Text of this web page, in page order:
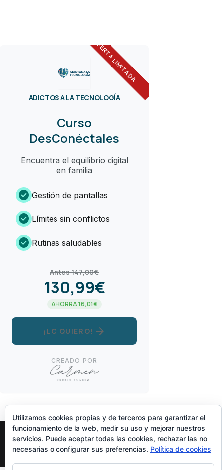
OFERTA LIMITADA
ADICTOS A LA TECNOLOGÍA
Curso
DesConéctales
Encuentra el equilibrio digital
en familia
check_circle Gestión de pantallas
check_circle Límites sin conflictos
check_circle Rutinas saludables
Antes 147,00€
130,99€
AHORRA 16,01€
¡LO QUIERO! arrow_forward
CREADO POR
Diseñado PorElegant Themes| Funciona ConWordPress
Utilizamos cookies propias y de terceros para garantizar el
funcionamiento de la web, medir su uso y mejorar nuestros
servicios. Puede aceptar todas las cookies, rechazar las no
necesarias o configurar sus preferencias. Política de cookies